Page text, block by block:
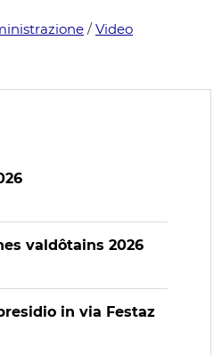
/Video
valdôtains 2026
in via Festaz